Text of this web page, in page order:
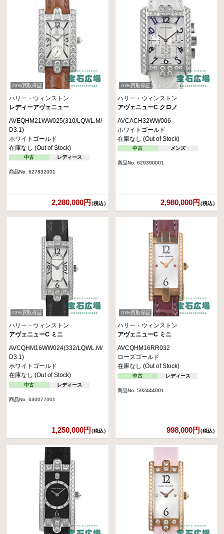
70%買取保証
ハリー・ウィンストン
レディーアヴェニュー
AVEQHM21WW025(310/LQWL.M/
D3.1)
ホワイトゴールド
在庫なし (Out of Stock)
中古 レディース
商品No. 627832001
2,280,000円（税込）
70%買取保証
ハリー・ウィンストン
アヴェニューC クロノ
AVCACH32WW006
ホワイトゴールド
在庫なし (Out of Stock)
中古 メンズ
商品No. 629390001
2,980,000円（税込）
70%買取保証
ハリー・ウィンストン
アヴェニューC ミニ
AVCQHM16WW024(332/LQWL.M/
D3.1)
ホワイトゴールド
在庫なし (Out of Stock)
中古 レディース
商品No. 630077001
1,250,000円（税込）
70%買取保証
ハリー・ウィンストン
アヴェニューC ミニ
AVCQHM16RR032
ローズゴールド
在庫なし (Out of Stock)
中古 レディース
商品No. 592444001
998,000円（税込）